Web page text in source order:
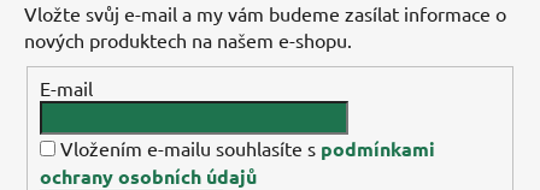
Vložte svůj e-mail a my vám budeme zasílat informace o
nových produktech na našem e-shopu.
E-mail
Vložením e-mailu souhlasíte s podmínkami
ochrany osobních údajů